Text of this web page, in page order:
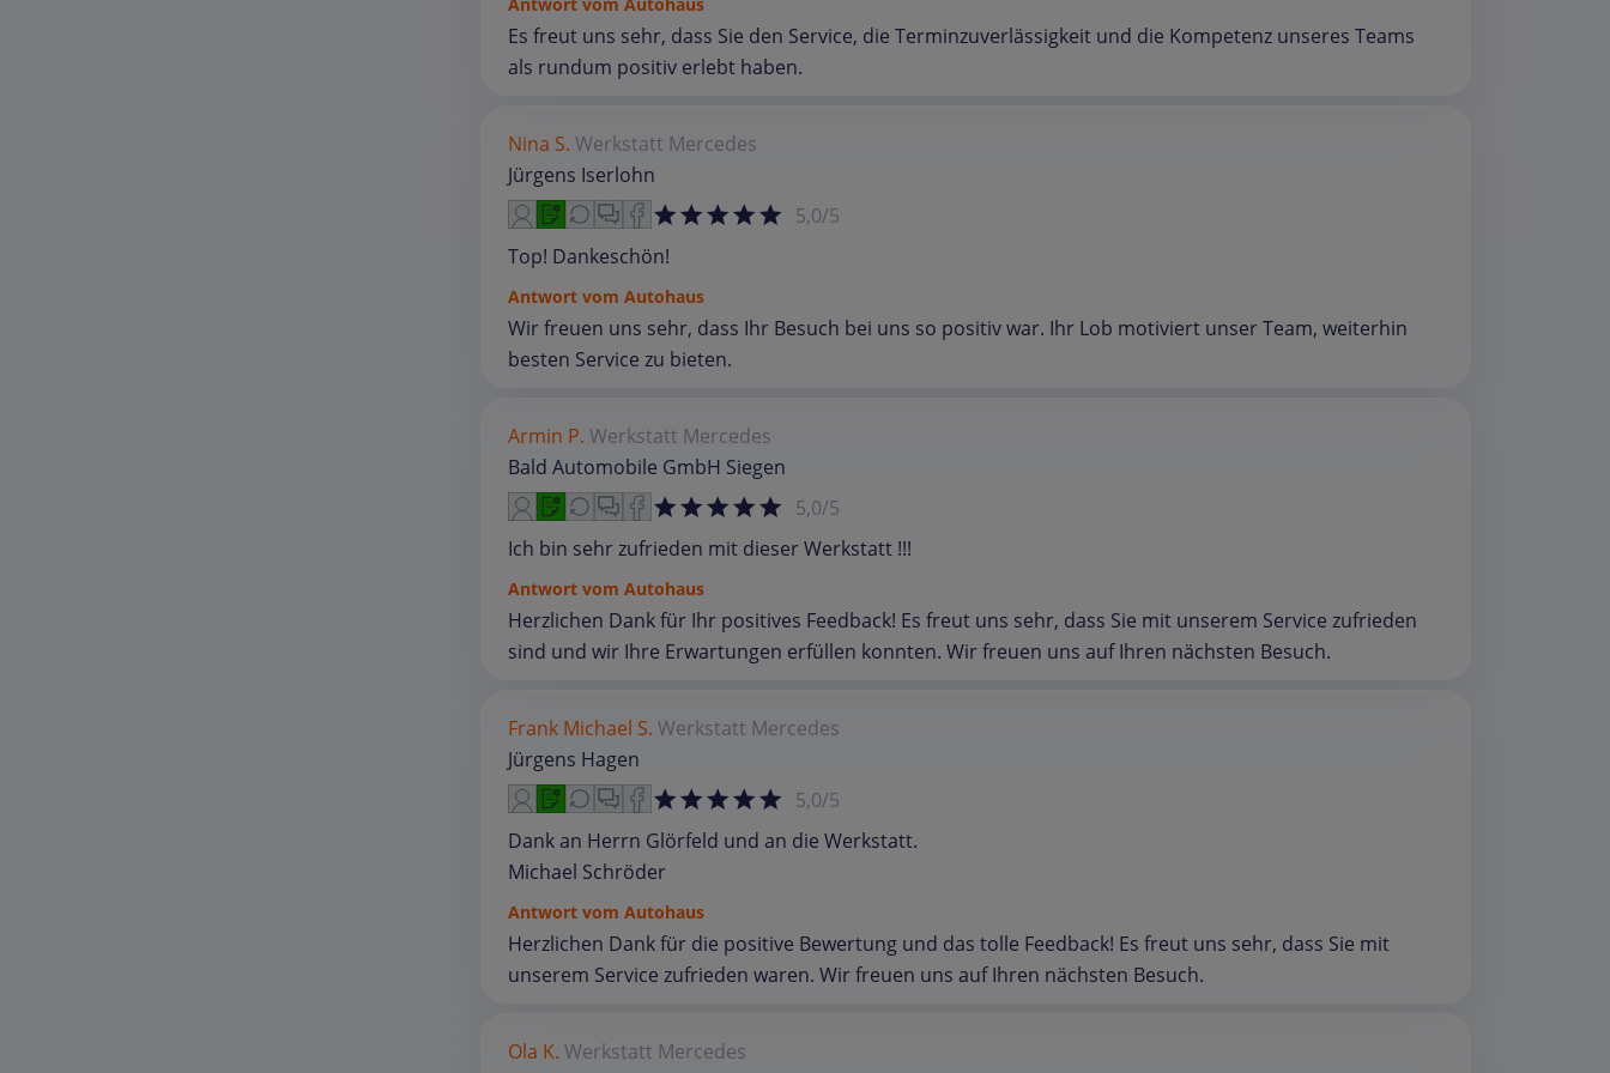
Es freut uns sehr, dass Sie den Service, die Terminzuverlässigkeit und die Kompetenz unseres Teams
als rundum positiv erlebt haben.
Nina S. Werkstatt Mercedes
Jürgens Iserlohn
5,0/5
Top! Dankeschön!
Antwort vom Autohaus
Wir freuen uns sehr, dass Ihr Besuch bei uns so positiv war. Ihr Lob motiviert unser Team, weiterhin
besten Service zu bieten.
Armin P. Werkstatt Mercedes
Bald Automobile GmbH Siegen
5,0/5
Ich bin sehr zufrieden mit dieser Werkstatt !!!
Antwort vom Autohaus
Herzlichen Dank für Ihr positives Feedback! Es freut uns sehr, dass Sie mit unserem Service zufrieden
sind und wir Ihre Erwartungen erfüllen konnten. Wir freuen uns auf Ihren nächsten Besuch.
Frank Michael S. Werkstatt Mercedes
Jürgens Hagen
5,0/5
Dank an Herrn Glörfeld und an die Werkstatt.
Michael Schröder
Antwort vom Autohaus
Herzlichen Dank für die positive Bewertung und das tolle Feedback! Es freut uns sehr, dass Sie mit
unserem Service zufrieden waren. Wir freuen uns auf Ihren nächsten Besuch.
Ola K. Werkstatt Mercedes